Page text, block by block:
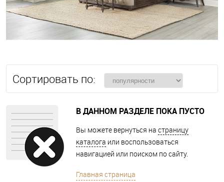
Сортировать по:
В ДАННОМ РАЗДЕЛЕ ПОКА ПУСТО
Вы можете вернуться на страницу
каталога или воспользоваться
навигацией или поиском по сайту.
Главная страница